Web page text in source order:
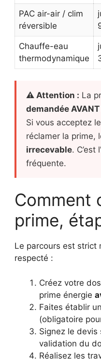
PAC air-air / clim
réversible
Chauffe-eau
thermodynamique
⚠ Attention : La
demandée
Si vous acceptez
réclamer la prime,
irrecevable. C’est
fréquente.
Comment
prime,
Le parcours est strict
respecté :
Créez votre
prime énergie
Faites établir
(obligatoire
Signez le devis
validation du
Réalisez les